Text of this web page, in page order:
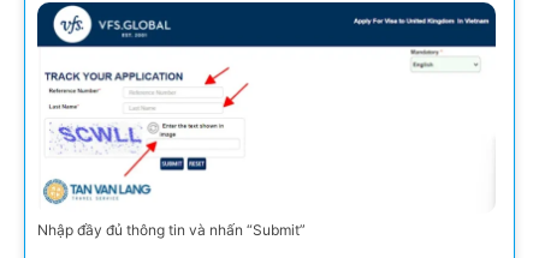
Nhập đầy đủ thông tin và nhấn “Submit”